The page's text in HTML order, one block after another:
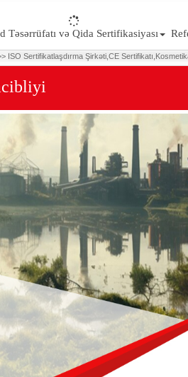
Təsərrüfatı və Qida Sertifikasiyası
ISO Sertifikatlaşdırma Şirkəti, CE Sertifikatı,